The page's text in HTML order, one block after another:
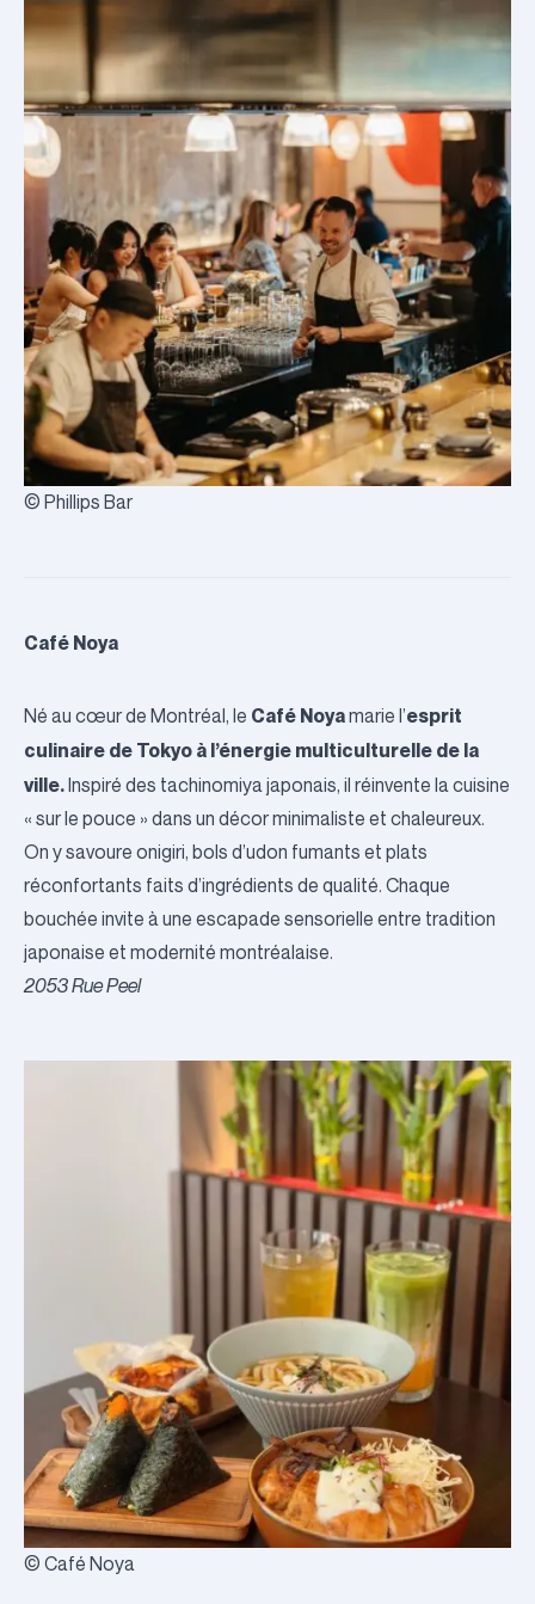
© Phillips Bar
Café Noya
Né au cœur de Montréal, le Café Noyamarie l’esprit
culinaire de Tokyo à l’énergie multiculturelle de la
ville.Inspiré des tachinomiya japonais, il réinvente la cuisine
« sur le pouce » dans un décor minimaliste et chaleureux.
On y savoure onigiri, bols d’udon fumants et plats
réconfortants faits d’ingrédients de qualité. Chaque
bouchée invite à une escapade sensorielle entre tradition
japonaise et modernité montréalaise.
2053 Rue Peel
© Café Noya